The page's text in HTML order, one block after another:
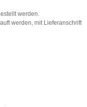
werden.
werden, mit Lieferanschrift